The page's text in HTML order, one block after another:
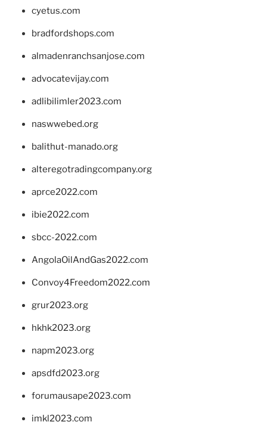
cyetus.com
bradfordshops.com
almadenranchsanjose.com
advocatevijay.com
adlibilimler2023.com
naswwebed.org
balithut-manado.org
alteregotradingcompany.org
aprce2022.com
ibie2022.com
sbcc-2022.com
AngolaOilAndGas2022.com
Convoy4Freedom2022.com
grur2023.org
hkhk2023.org
napm2023.org
apsdfd2023.org
forumausape2023.com
imkl2023.com